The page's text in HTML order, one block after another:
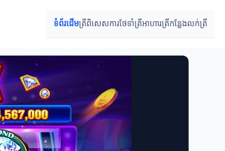
ទំព័រដើមត្រីពិសេសការថែទាំត្រីអាហារត្រីកន្លែងលក់ត្រី